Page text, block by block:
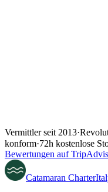
Vermittler seit 2013·
konform·72h kostenlose
Bewertungen auf
Catamaran Charter